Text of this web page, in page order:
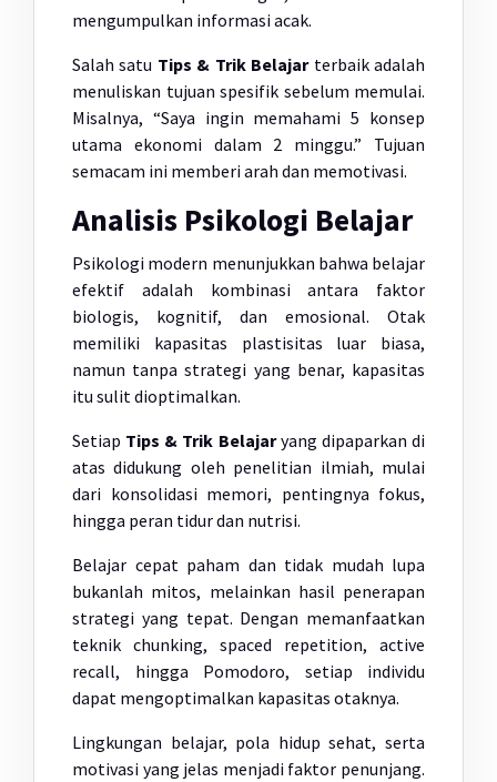
mengumpulkan informasi acak.
Salah satu Tips & Trik Belajarterbaik adalah
menuliskan tujuan spesifik sebelum memulai.
Misalnya, “Saya ingin memahami 5 konsep
utama ekonomi dalam 2 minggu.” Tujuan
semacam ini memberi arah dan memotivasi.
Analisis Psikologi Belajar
Psikologi modern menunjukkan bahwa belajar
efektif adalah kombinasi antara faktor
biologis, kognitif, dan emosional. Otak
memiliki kapasitas plastisitas luar biasa,
namun tanpa strategi yang benar, kapasitas
itu sulit dioptimalkan.
Setiap Tips & Trik Belajaryang dipaparkan di
atas didukung oleh penelitian ilmiah, mulai
dari konsolidasi memori, pentingnya fokus,
hingga peran tidur dan nutrisi.
Belajar cepat paham dan tidak mudah lupa
bukanlah mitos, melainkan hasil penerapan
strategi yang tepat. Dengan memanfaatkan
teknik chunking, spaced repetition, active
recall, hingga Pomodoro, setiap individu
dapat mengoptimalkan kapasitas otaknya.
Lingkungan belajar, pola hidup sehat, serta
motivasi yang jelas menjadi faktor penunjang.